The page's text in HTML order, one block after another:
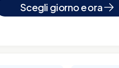
Scegli giorno e ora